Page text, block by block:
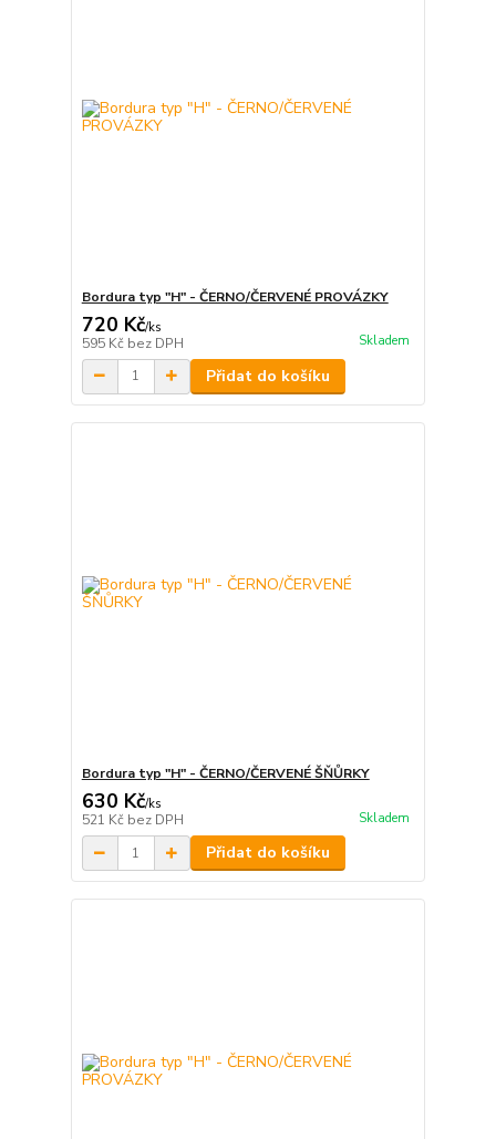
Bordura typ "H" - ČERNO/ČERVENÉ PROVÁZKY
720 Kč/ks
595 Kč bez DPH Skladem
Přidat do košíku
Bordura typ "H" - ČERNO/ČERVENÉ ŠŇŮRKY
630 Kč/ks
521 Kč bez DPH Skladem
Přidat do košíku